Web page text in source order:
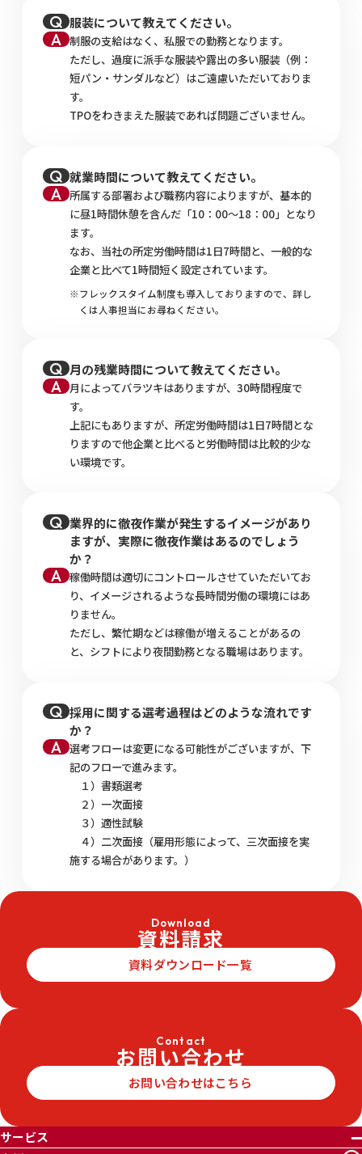
服装について教えてください。
制服の支給はなく、私服での勤務となります。
ただし、過度に派手な服装や露出の多い服装（例：
短パン・サンダルなど）はご遠慮いただいておりま
す。
TPOをわきまえた服装であれば問題ございません。
就業時間について教えてください。
所属する部署および職務内容によりますが、基本的
に昼1時間休憩を含んだ「10：00〜18：00」となり
ます。
なお、当社の所定労働時間は1日7時間と、一般的な
企業と比べて1時間短く設定されています。
フレックスタイム制度も導入しておりますので、詳し
くは人事担当にお尋ねください。
月の残業時間について教えてください。
月によってバラツキはありますが、30時間程度で
す。
上記にもありますが、所定労働時間は1日7時間とな
りますので他企業と比べると労働時間は比較的少な
い環境です。
業界的に徹夜作業が発生するイメージがあり
ますが、実際に徹夜作業はあるのでしょう
か？
稼働時間は適切にコントロールさせていただいてお
り、イメージされるような長時間労働の環境にはあ
りません。
ただし、繁忙期などは稼働が増えることがあるの
と、シフトにより夜間勤務となる職場はあります。
採用に関する選考過程はどのような流れです
か？
選考フローは変更になる可能性がございますが、下
記のフローで進みます。
１）書類選考
２）一次面接
３）適性試験
４）二次面接（雇用形態によって、三次面接を実
施する場合があります。）
Download
資料請求
資料ダウンロード一覧
Contact
お問い合わせ
お問い合わせはこちら
サービス